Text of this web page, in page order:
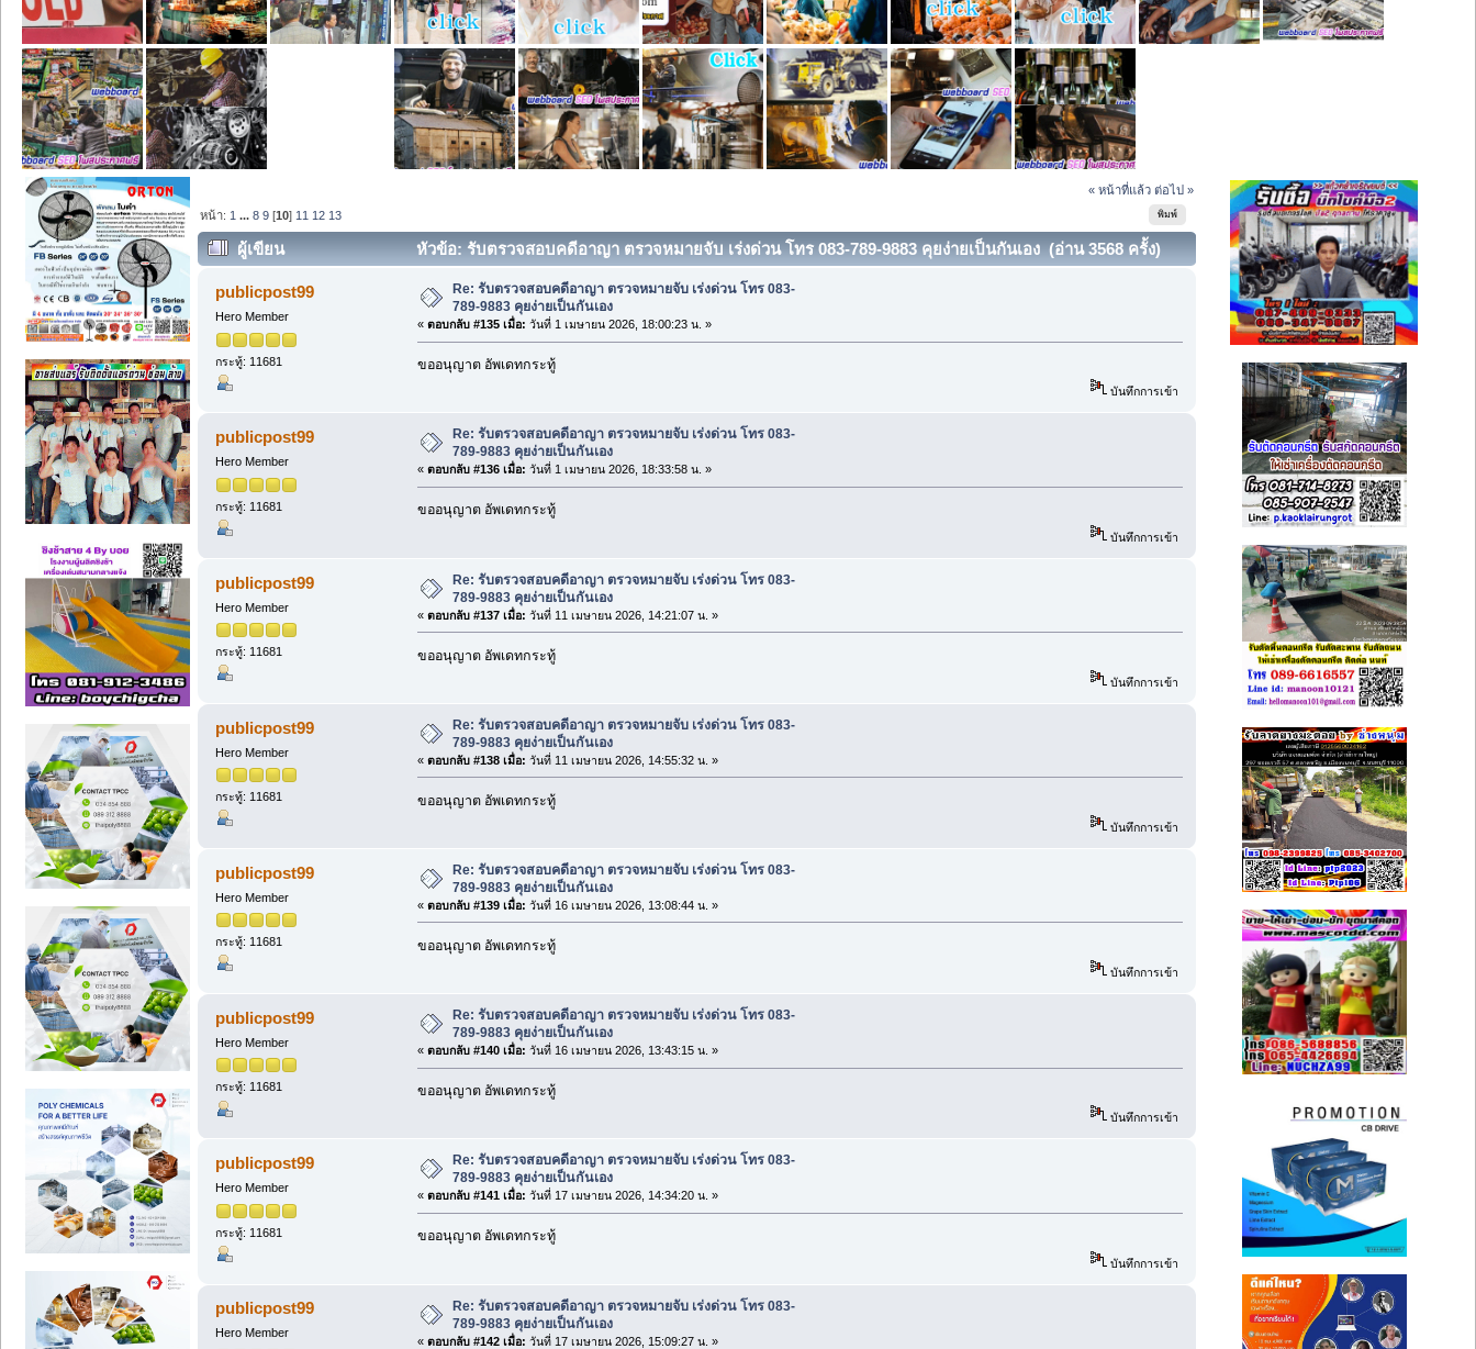
« หน้าที่แล้ว ต่อไป »
พิมพ์
หน้า: 1 ...8 9 [10] 11 12 13
ผู้เขียน หัวข้อ: รับตรวจสอบคดีอาญา ตรวจหมายจับ เร่งด่วน โทร 083-789-9883 คุยง่ายเป็นกันเอง (อ่าน 3568 ครั้ง)
publicpost99
Hero Member
กระทู้: 11681
Re: รับตรวจสอบคดีอาญา ตรวจหมายจับ เร่งด่วน โทร 083-
789-9883 คุยง่ายเป็นกันเอง
« ตอบกลับ #135 เมื่อ: วันที่ 1 เมษายน 2026, 18:00:23 น. »
ขออนุญาต อัพเดทกระทู้
บันทึกการเข้า
publicpost99
Hero Member
กระทู้: 11681
Re: รับตรวจสอบคดีอาญา ตรวจหมายจับ เร่งด่วน โทร 083-
789-9883 คุยง่ายเป็นกันเอง
« ตอบกลับ #136 เมื่อ: วันที่ 1 เมษายน 2026, 18:33:58 น. »
ขออนุญาต อัพเดทกระทู้
บันทึกการเข้า
publicpost99
Hero Member
กระทู้: 11681
Re: รับตรวจสอบคดีอาญา ตรวจหมายจับ เร่งด่วน โทร 083-
789-9883 คุยง่ายเป็นกันเอง
« ตอบกลับ #137 เมื่อ: วันที่ 11 เมษายน 2026, 14:21:07 น. »
ขออนุญาต อัพเดทกระทู้
บันทึกการเข้า
publicpost99
Hero Member
กระทู้: 11681
Re: รับตรวจสอบคดีอาญา ตรวจหมายจับ เร่งด่วน โทร 083-
789-9883 คุยง่ายเป็นกันเอง
« ตอบกลับ #138 เมื่อ: วันที่ 11 เมษายน 2026, 14:55:32 น. »
ขออนุญาต อัพเดทกระทู้
บันทึกการเข้า
publicpost99
Hero Member
กระทู้: 11681
Re: รับตรวจสอบคดีอาญา ตรวจหมายจับ เร่งด่วน โทร 083-
789-9883 คุยง่ายเป็นกันเอง
« ตอบกลับ #139 เมื่อ: วันที่ 16 เมษายน 2026, 13:08:44 น. »
ขออนุญาต อัพเดทกระทู้
บันทึกการเข้า
publicpost99
Hero Member
กระทู้: 11681
Re: รับตรวจสอบคดีอาญา ตรวจหมายจับ เร่งด่วน โทร 083-
789-9883 คุยง่ายเป็นกันเอง
« ตอบกลับ #140 เมื่อ: วันที่ 16 เมษายน 2026, 13:43:15 น. »
ขออนุญาต อัพเดทกระทู้
บันทึกการเข้า
publicpost99
Hero Member
กระทู้: 11681
Re: รับตรวจสอบคดีอาญา ตรวจหมายจับ เร่งด่วน โทร 083-
789-9883 คุยง่ายเป็นกันเอง
« ตอบกลับ #141 เมื่อ: วันที่ 17 เมษายน 2026, 14:34:20 น. »
ขออนุญาต อัพเดทกระทู้
บันทึกการเข้า
publicpost99
Hero Member
Re: รับตรวจสอบคดีอาญา ตรวจหมายจับ เร่งด่วน โทร 083-
789-9883 คุยง่ายเป็นกันเอง
« ตอบกลับ #142 เมื่อ: วันที่ 17 เมษายน 2026, 15:09:27 น. »